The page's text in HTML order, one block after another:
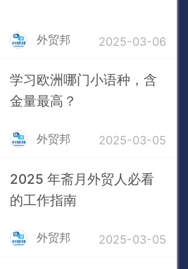
外贸邦 2025-03-06
学习欧洲哪门小语种，含
金量最高？
外贸邦 2025-03-05
2025 年斋月外贸人必看
的工作指南
外贸邦 2025-03-05